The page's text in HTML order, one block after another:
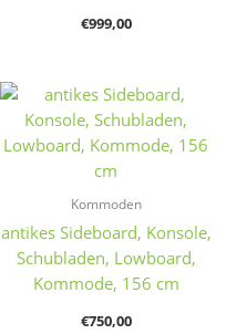
€999,00
Kommoden
antikes Sideboard, Konsole,
Schubladen, Lowboard,
Kommode, 156 cm
€750,00